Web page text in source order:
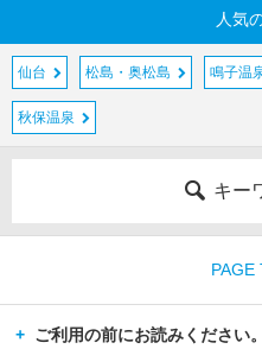
人気
仙台 松島・奥松島 鳴子温
秋保温泉
キー
PAGE
ご利用の前にお読みください。